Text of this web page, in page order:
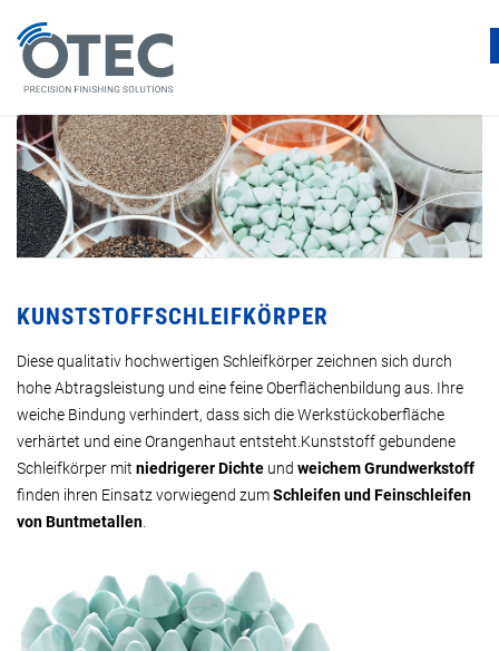
KUNSTSTOFFSCHLEIFKÖRPER
Diese qualitativ hochwertigen Schleifkörper zeichnen sich durch
hohe Abtragsleistung und eine feine Oberflächenbildung aus. Ihre
weiche Bindung verhindert, dass sich die Werkstückoberfläche
verhärtet und eine Orangenhaut entsteht.Kunststoff gebundene
Schleifkörper mit niedrigerer Dichte und weichem Grundwerkstoff
finden ihren Einsatz vorwiegend zumSchleifen und Feinschleifen
von Buntmetallen